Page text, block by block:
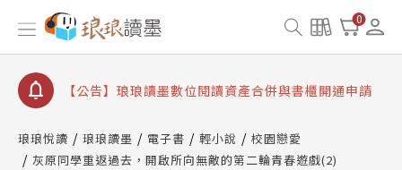
0
查詢
【公告】因 Readmoo 讀墨系統維護中，本站同步暫
停部分閱讀服務
【公告】琅琅讀墨 3 分鐘完成書櫃開通與資產合併申
請圖文教學
琅琅悅讀 琅琅讀墨 電子書 輕小說
校園戀愛
灰原同學重返過去，開啟所向無敵的第二輪青春遊戲(2)